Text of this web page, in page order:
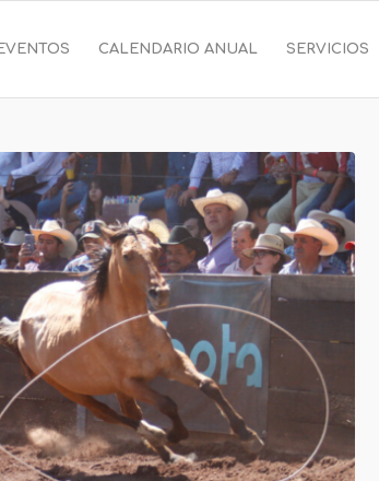
EVENTOS CALENDARIO ANUAL SERVICIOS